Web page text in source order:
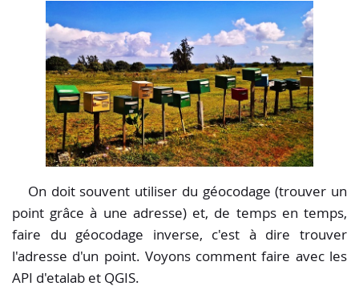
On doit souvent utiliser du géocodage (trouver un
point grâce à une adresse) et, de temps en temps,
faire du géocodage inverse, c'est à dire trouver
l'adresse d'un point. Voyons comment faire avec les
API d'etalab et QGIS.